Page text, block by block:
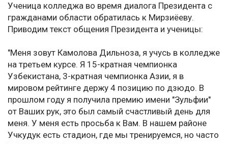
Ученица колледжа во время диалога Президента с
гражданами области обратилась к Мирзиёеву.
Приводим текст общения Президента и ученицы:
"Меня зовут Камолова Дильноза, я учусь в колледже
на третьем курсе. Я 15-кратная чемпионка
Узбекистана, 3-кратная чемпионка Азии, я в
мировом рейтинге держу 4 позицию по дзюдо. В
прошлом году я получила премию имени "Зульфии"
от Ваших рук, это был самый счастливый день для
меня. У меня есть просьба к Вам. В нашем районе
Учкудук есть стадион, где мы тренируемся, но часто